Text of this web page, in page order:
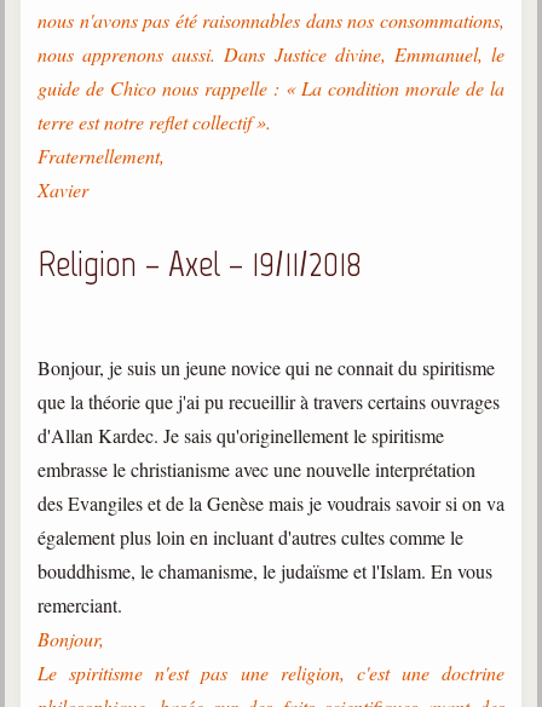
nous n'avons pas été raisonnables dans nos consommations,
nous apprenons aussi. Dans Justice divine, Emmanuel, le
guide de Chico nous rappelle : « La condition morale de la
terre est notre reflet collectif ».
Fraternellement,
Xavier
Religion – Axel – 19/11/2018
Bonjour, je suis un jeune novice qui ne connait du spiritisme
que la théorie que j'ai pu recueillir à travers certains ouvrages
d'Allan Kardec. Je sais qu'originellement le spiritisme
embrasse le christianisme avec une nouvelle interprétation
des Evangiles et de la Genèse mais je voudrais savoir si on va
également plus loin en incluant d'autres cultes comme le
bouddhisme, le chamanisme, le judaïsme et l'Islam. En vous
remerciant.
Bonjour,
Le spiritisme n'est pas une religion, c'est une doctrine